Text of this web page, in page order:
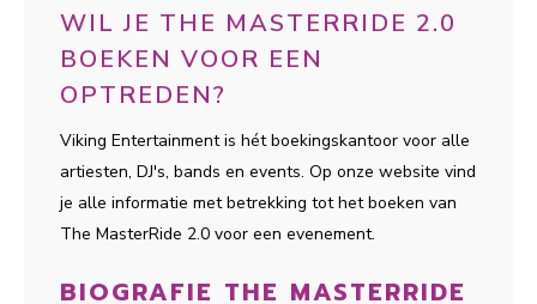
WIL JE THE MASTERRIDE 2.0
BOEKEN VOOR EEN
OPTREDEN?
Viking Entertainment is hét boekingskantoor voor alle
artiesten, DJ's, bands en events. Op onze website vind
je alle informatie met betrekking tot het boeken van
The MasterRide 2.0 voor een evenement.
BIOGRAFIE THE MASTERRIDE